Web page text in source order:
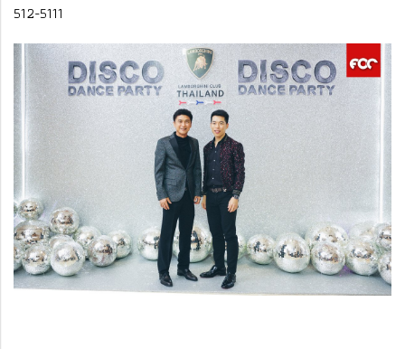
512-5111